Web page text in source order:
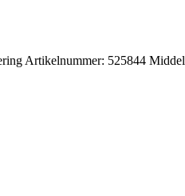
Artikelnummer: 525844 Middel